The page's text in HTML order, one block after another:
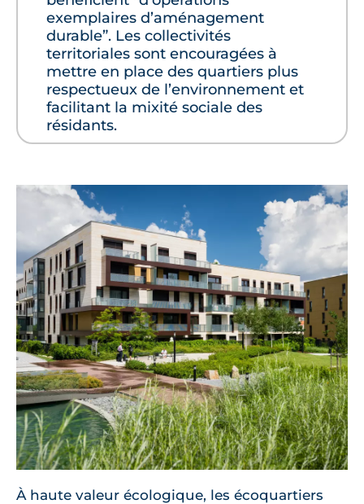
exemplaires d’aménagement
durable”. Les collectivités
territoriales sont encouragées à
mettre en place des quartiers plus
respectueux de l’environnement et
facilitant la mixité sociale des
résidants.
À haute valeur écologique, les écoquartiers